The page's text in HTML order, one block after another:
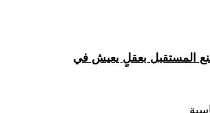
المستقبل بعقلٍ يعيش في